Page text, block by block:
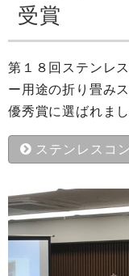
受賞
第１８回ステンレ
ー用途の折り畳み
優秀賞に選ばれまし
ステンレスコ